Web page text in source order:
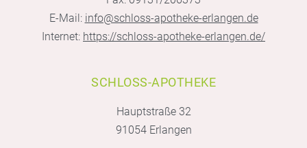
E-Mail: info@schloss-apotheke-erlangen.de
Internet: https://schloss-apotheke-erlangen.de/
SCHLOSS-APOTHEKE
Hauptstraße 32
91054 Erlangen